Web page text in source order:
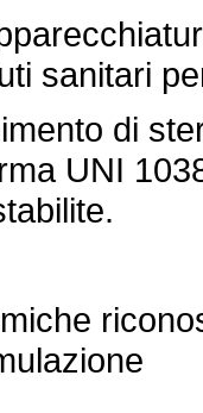
sanitari
di
UNI